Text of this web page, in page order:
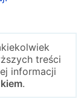
treści
informacji
.